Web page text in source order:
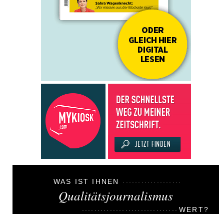
WAS IST IHNEN
Qualitätsjournalismus
WERT?